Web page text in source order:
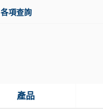
各項查詢
產品